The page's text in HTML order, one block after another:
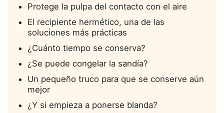
Protege la pulpa del contacto con el aire
El recipiente hermético, una de las
soluciones más prácticas
¿Cuánto tiempo se conserva?
¿Se puede congelar la sandía?
Un pequeño truco para que se conserve aún
mejor
¿Y si empieza a ponerse blanda?